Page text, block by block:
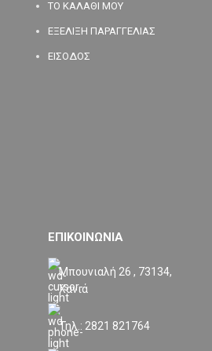
ΤΟ ΚΑΛΑΘΙ ΜΟΥ
ΕΞΕΛΙΞΗ ΠΑΡΑΓΓΕΛΙΑΣ
ΕΙΣΟΔΟΣ
ΕΠΙΚΟΙΝΩΝΙΑ
Μπουνιαλή 26 , 73134,
Χανιά
Τηλ.: 2821 821764